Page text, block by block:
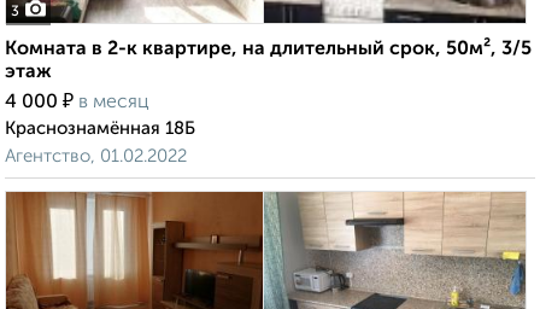
3
Комната в 2-к квартире, на длительный срок, 50м², 3/5
этаж
4 000 ₽ в месяц
Краснознамённая 18Б
Агентство, 01.02.2022